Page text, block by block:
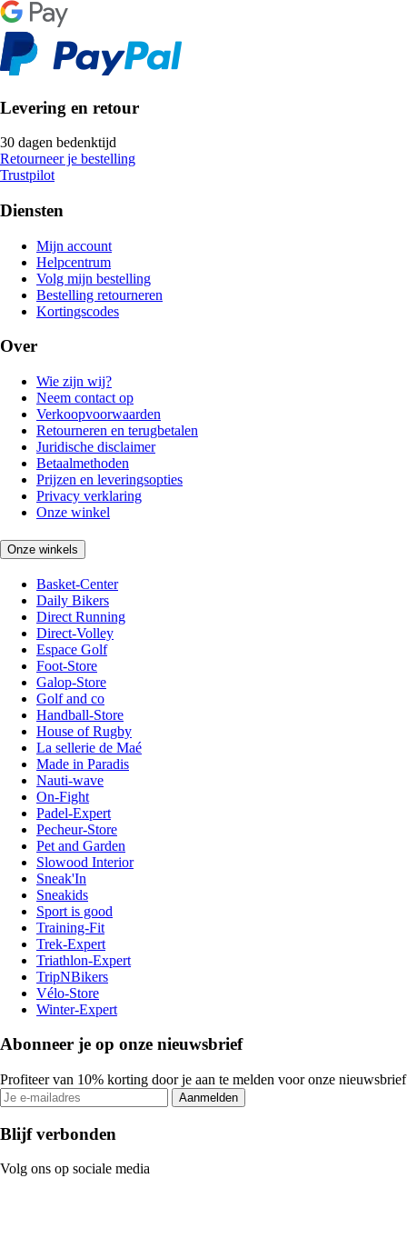
Levering en retour
30 dagen bedenktijd
Retourneer je bestelling
Trustpilot
Diensten
Mijn account
Helpcentrum
Volg mijn bestelling
Bestelling retourneren
Kortingscodes
Over
Wie zijn wij?
Neem contact op
Verkoopvoorwaarden
Retourneren en terugbetalen
Juridische disclaimer
Betaalmethoden
Prijzen en leveringsopties
Privacy verklaring
Onze winkel
Onze winkels
Basket-Center
Daily Bikers
Direct Running
Direct-Volley
Espace Golf
Foot-Store
Galop-Store
Golf and co
Handball-Store
House of Rugby
La sellerie de Maé
Made in Paradis
Nauti-wave
On-Fight
Padel-Expert
Pecheur-Store
Pet and Garden
Slowood Interior
Sneak'In
Sneakids
Sport is good
Training-Fit
Trek-Expert
Triathlon-Expert
TripNBikers
Vélo-Store
Winter-Expert
Abonneer je op onze nieuwsbrief
Profiteer van 10% korting door je aan te melden voor onze nieuwsbrief
Aanmelden
Blijf verbonden
Volg ons op sociale media